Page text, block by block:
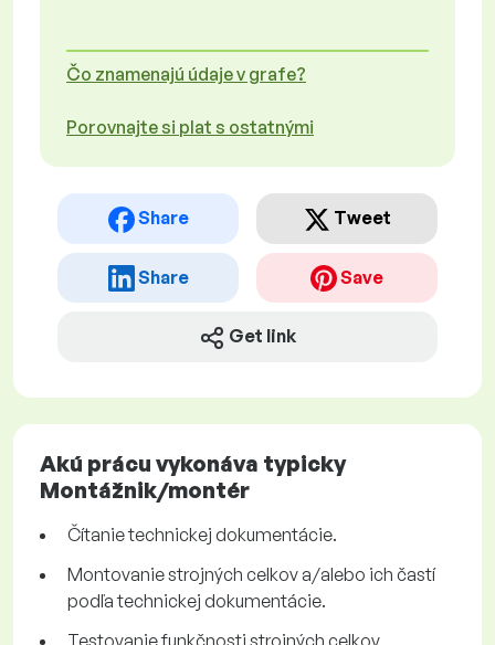
Čo znamenajú údaje v grafe?
Porovnajte si plat s ostatnými
Share Tweet
Share Save
Get link
Akú prácu vykonáva typicky
Montážnik/montér
Čítanie technickej dokumentácie.
Montovanie strojných celkov a/alebo ich častí
podľa technickej dokumentácie.